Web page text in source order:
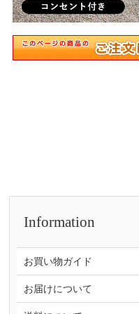
Information
お買い物ガイド
お届けについて